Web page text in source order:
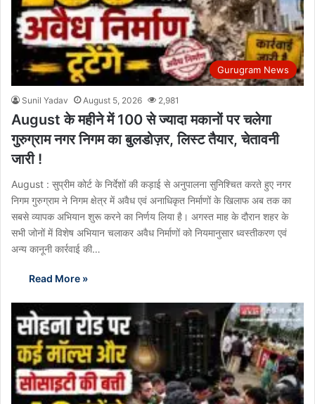
Gurugram News
Sunil Yadav August 5, 2026 2,981
August के महीने में 100 से ज्यादा मकानों पर चलेगा
गुरुग्राम नगर निगम का बुलडोज़र, लिस्ट तैयार, चेतावनी
जारी !
August : सुप्रीम कोर्ट के निर्देशों की कड़ाई से अनुपालना सुनिश्चित करते हुए नगर
निगम गुरुग्राम ने निगम क्षेत्र में अवैध एवं अनाधिकृत निर्माणों के खिलाफ अब तक का
सबसे व्यापक अभियान शुरू करने का निर्णय लिया है। अगस्त माह के दौरान शहर के
सभी जोनों में विशेष अभियान चलाकर अवैध निर्माणों को नियमानुसार ध्वस्तीकरण एवं
अन्य कानूनी कार्रवाई की…
Read More »